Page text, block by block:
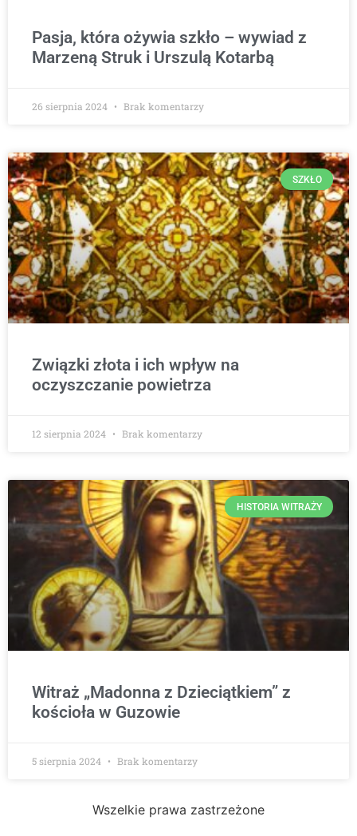
Pasja, która ożywia szkło – wywiad z
Marzeną Struk i Urszulą Kotarbą
26 sierpnia 2024 Brak komentarzy
SZKŁO
Związki złota i ich wpływ na
oczyszczanie powietrza
12 sierpnia 2024 Brak komentarzy
HISTORIA WITRAŻY
Witraż „Madonna z Dzieciątkiem” z
kościoła w Guzowie
5 sierpnia 2024 Brak komentarzy
Wszelkie prawa zastrzeżone